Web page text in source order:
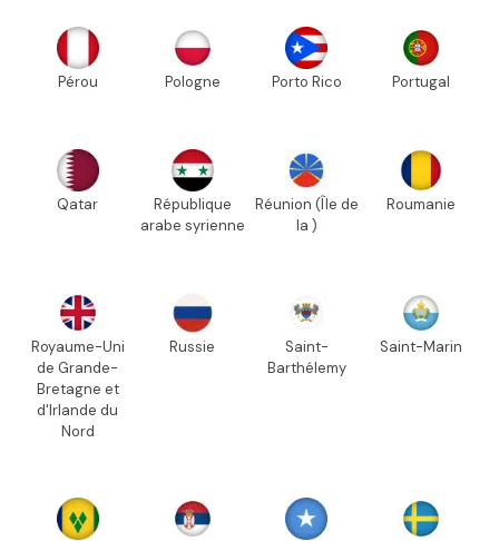
Pérou Pologne Porto Rico Portugal
Qatar
République
arabe syrienne
Réunion (Île de
la )
Roumanie
Royaume-Uni
de Grande-
Bretagne et
d'Irlande du
Nord
Russie
Saint-
Barthélemy
Saint-Marin